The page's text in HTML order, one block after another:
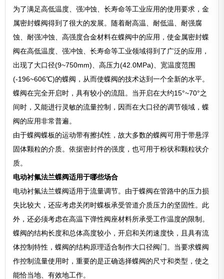
为了满足高低温度、强冲蚀、长寿命等工业应用的使用要求，金
属密封蝶阀得到了很大的发展。随着耐高温、耐低温、耐强腐
蚀、耐强冲蚀、高强度合金材料在蝶阀中的应用，使金属密封蝶
阀在高低温度、强冲蚀、长寿命等工业领域得到了广泛的应用，
出现了大口径(9~750mm)、高压力(42.0MPa)、宽温度范围
(-196~606℃)的蝶阀，从而使蝶阀的技术达到一个全新的水平。
蝶阀在完全开启时，具有较小的流阻。当开启在大约15°~70°之
间时，又能进行灵敏的流量控制，因而在大口径的调节领域，蝶
阀的应用非常普遍。
由于蝶阀蝶板的运动带有擦拭性，故大多数的蝶阀可用于带悬浮
固体颗粒的介质。依据密封件的强度，也可用于粉状和颗粒状介
质。
电动衬氟法兰蝶阀适用于哪些场合
电动衬氟法兰蝶阀适用于流量调节。由于蝶阀在管路中的压力损
失比较大，还应考虑关闭时蝶板承受管道介质压力的坚固性。此
外，还必须考虑在高温下弹性阀座材料所承受工作温度的限制。
蝶阀的结构长度和总体高度较小，开启和关闭速度快，且具有流
体控制特性，蝶阀的结构原理适合制作大口径阀门。当要求蝶阀
作控制流量使用时，重要的是正确选择蝶阀的尺寸和类型，使之
能恰当地、有效地工作。